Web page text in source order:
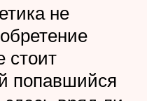
не
стоит
попавшийся